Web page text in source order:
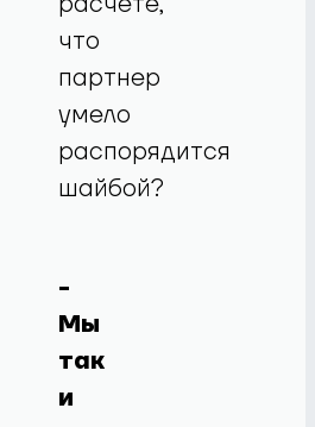
что
партнер
умело
распорядится
шайбой?
-
Мы
так
и